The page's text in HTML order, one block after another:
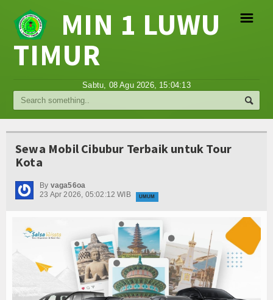
Tokoh
Tentang Kami
Video
Agenda
Pengumuman
☰
MIN 1 LUWU
TIMUR
Sabtu, 08 Agu 2026, 15:04:13
Sewa Mobil Cibubur Terbaik untuk Tour
Kota
By vaga56oa
23 Apr 2026, 05:02:12 WIB
UMUM